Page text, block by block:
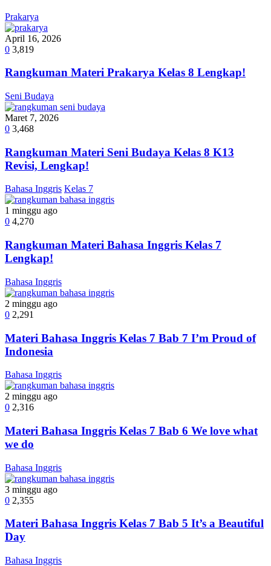
Prakarya
April 16, 2026
0 3,819
Rangkuman Materi Prakarya Kelas 8 Lengkap!
Seni Budaya
Maret 7, 2026
0 3,468
Rangkuman Materi Seni Budaya Kelas 8 K13
Revisi, Lengkap!
Bahasa Inggris Kelas 7
1 minggu ago
0 4,270
Rangkuman Materi Bahasa Inggris Kelas 7
Lengkap!
Bahasa Inggris
2 minggu ago
0 2,291
Materi Bahasa Inggris Kelas 7 Bab 7 I’m Proud of
Indonesia
Bahasa Inggris
2 minggu ago
0 2,316
Materi Bahasa Inggris Kelas 7 Bab 6 We love what
we do
Bahasa Inggris
3 minggu ago
0 2,355
Materi Bahasa Inggris Kelas 7 Bab 5 It’s a Beautiful
Day
Bahasa Inggris